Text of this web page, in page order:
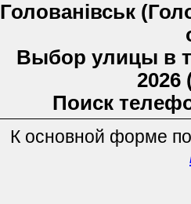
Голованівськ
Выбор улицы в
2026
Поиск
К основной форме